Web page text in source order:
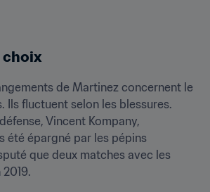
choix
de Martinez concernent le
Ils fluctuent selon les blessures.
Vincent Kompany,
été épargné par les pépins
2019.